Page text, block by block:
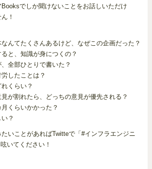
でしか聞けないことをお話しいただけ
！
なんてたくさんあるけど、なぜこの企画だった？
と、知識が身につくの？
全部ひとりで書いた？
したことは？
くらい？
見が割れたら、どっちの意見が優先される？
くらいかかった？
？
いことがあればTwitteで「#インフラエンジニ
いてください！